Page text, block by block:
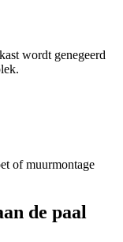
wordt genegeerd
of muurmontage
de paal